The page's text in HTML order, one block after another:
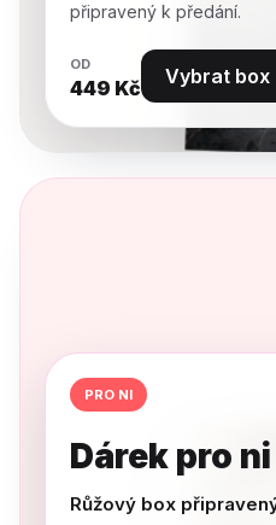
připravený k předání.
OD
449 Kč Vybrat box
PRO NI
Dárek pro ni
Růžový box